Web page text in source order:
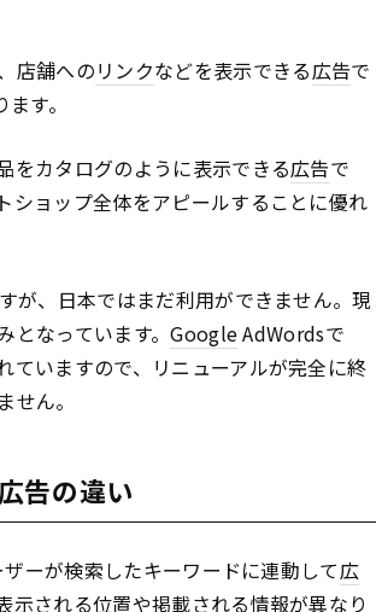
店舗へのリンクなどを表示できる広告で
す。
をカタログのように表示できる広告で
ショップ全体をアピールすることに優れ
が、日本ではまだ利用ができません。現
となっています。GoogleAdWordsで
ていますので、リニューアルが完全に終
ん。
告の違い
ーが検索したキーワードに連動して広
示される位置や掲載される情報が異なり